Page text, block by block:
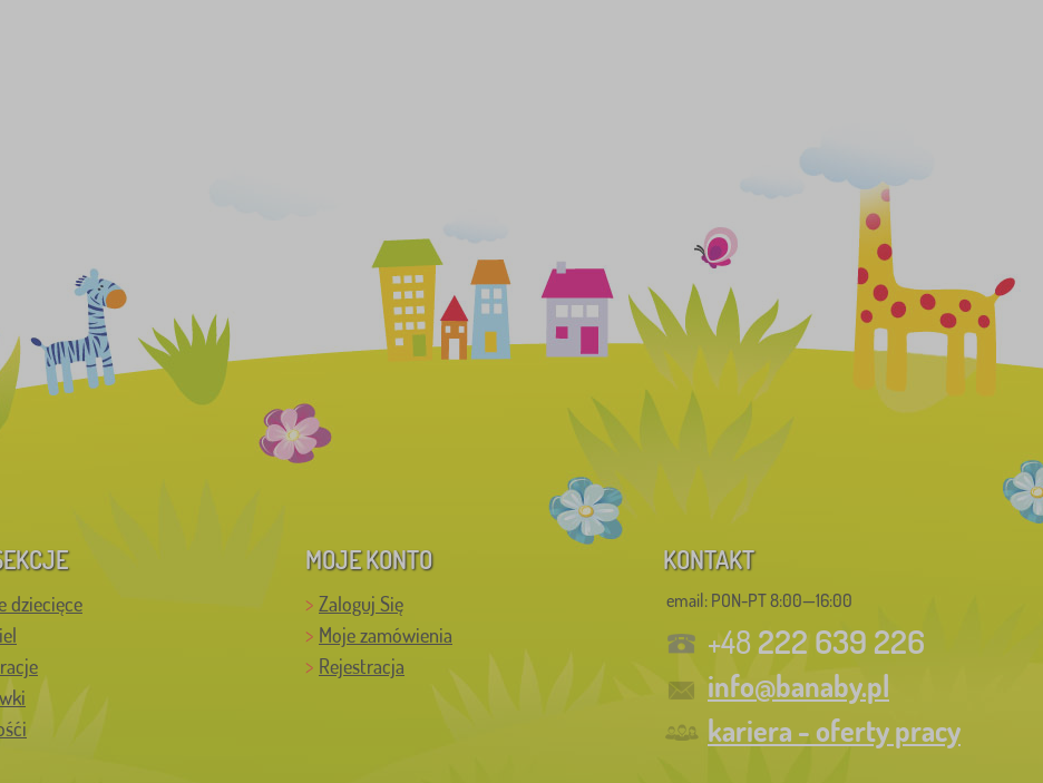
dziecięce
MOJE KONTO
Zaloguj Się
Moje zamówienia
Rejestracja
KONTAKT
email: PON-PT 8:00—16:00
+48222 639 226
info@banaby.pl
kariera - oferty pracy